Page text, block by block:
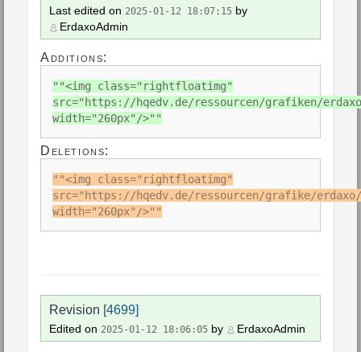
Last edited on 2025-01-12 18:07:15 by
ErdaxoAdmin
Additions:
""<img class="rightfloatimg"
src="https://hqedv.de/ressourcen/grafiken/
width="260px"/>""
Deletions:
""<img class="rightfloatimg"
src="https://hqedv.de/ressourcen/grafike/erdaxo/
width="260px"/>""
Revision [4699]
Edited on 2025-01-12 18:06:05 by ErdaxoAdmin